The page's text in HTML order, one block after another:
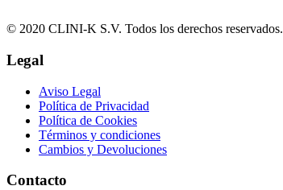
© 2020 CLINI-K S.V. Todos los derechos reservados.
Legal
Aviso Legal
Política de Privacidad
Política de Cookies
Términos y condiciones
Cambios y Devoluciones
Contacto